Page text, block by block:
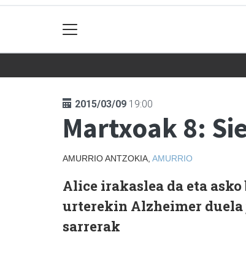
2015/03/09 19:00
Martxoak 8:
AMURRIO ANTZOKIA, AMURRIO
Alice irakaslea da eta
urterekin Alzheimer duela
sarrerak